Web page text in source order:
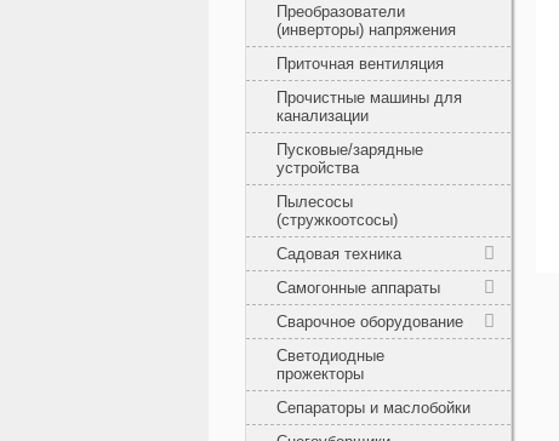
Преобразователи
(инверторы) напряжения
Приточная вентиляция
Прочистные машины для
канализации
Пусковые/зарядные
устройства
Пылесосы
(стружкоотсосы)
Садовая техника
Самогонные аппараты
Сварочное оборудование
Светодиодные
прожекторы
Сепараторы и маслобойки